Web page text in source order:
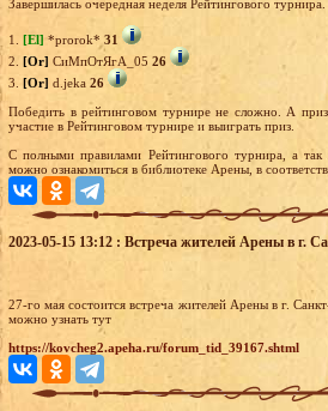
Завершилась очередная неделя Рейтингового
1. [El] *prorok* 31
2.
[Or] СиМпОтЯгА_05 26
3.
[Or] d.jeka 26
Победить в рейтинговом турнире не сложно. А
участие в Рейтинговом турнире и выиграть приз.
С полными правилами Рейтингового турнира, а
можно ознакомиться в библиотеке Арены, в
2023-05-15 13:12 : Встреча жителей Арены в г.
27-го мая состоится встреча жителей Арены в г.
можно узнать тут
https://kovcheg2.apeha.ru/forum_tid_39167.shtml